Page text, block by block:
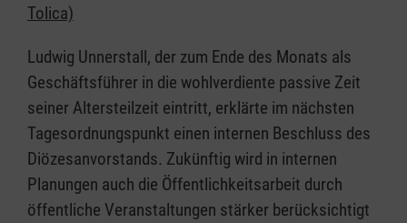
Tolica)
Ludwig Unnerstall, der zum Ende des Monats als
Geschäftsführer in die wohlverdiente passive Zeit
seiner Altersteilzeit eintritt, erklärte im nächsten
Tagesordnungspunkt einen internen Beschluss des
Diözesanvorstands. Zukünftig wird in internen
Planungen auch die Öffentlichkeitsarbeit durch
öffentliche Veranstaltungen stärker berücksichtigt